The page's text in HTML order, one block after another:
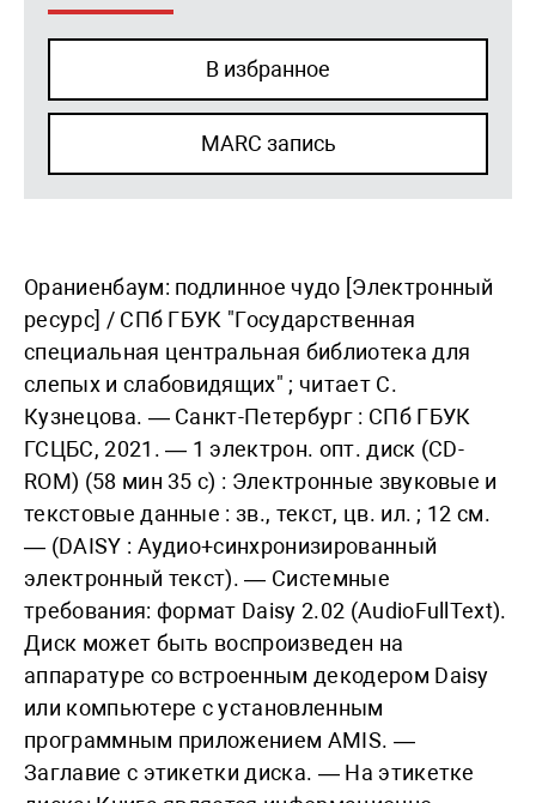
Ораниенбаум: подлинное чудо [Электронный
ресурс] / СПб ГБУК "Государственная
специальная центральная библиотека для
слепых и слабовидящих" ; читает С.
Кузнецова. — Санкт-Петербург : СПб ГБУК
ГСЦБС, 2021. — 1 электрон. опт. диск (CD-
ROM) (58 мин 35 с) : Электронные звуковые и
текстовые данные : зв., текст, цв. ил. ; 12 см.
— (DAISY : Аудио+синхронизированный
электронный текст). — Системные
требования: формат Daisy 2.02 (AudioFullText).
Диск может быть воспроизведен на
аппаратуре со встроенным декодером Daisy
или компьютере с установленным
программным приложением AMIS. —
Заглавие с этикетки диска. — На этикетке
В избранное
MARC запись